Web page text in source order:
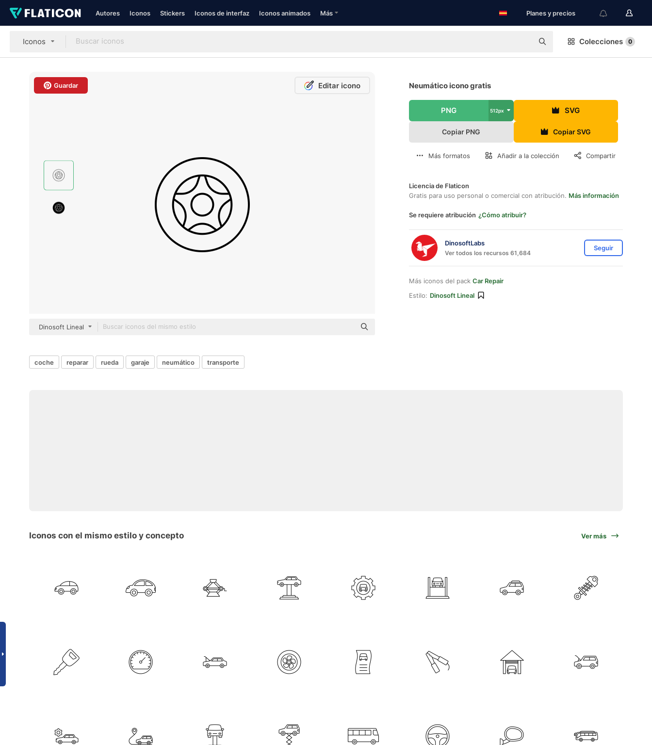
Autores Iconos Stickers Iconos de interfaz Iconos animados Más Planes y precios
Iconos Colecciones 0
Guardar Editar icono
Dinosoft Lineal
Neumático icono gratis
PNG 512px SVG
Copiar PNG Copiar SVG
Más formatos Añadir a la colección Compartir
Licencia de Flaticon
Gratis para uso personal o comercial con atribución. Más información
Se requiere atribución ¿Cómo atribuir?
DinosoftLabs
Ver todos los recursos 61,684
Seguir
Más iconos del pack Car Repair
Estilo: Dinosoft Lineal
coche reparar rueda garaje neumático transporte
Iconos con el mismo estilo y concepto Ver más